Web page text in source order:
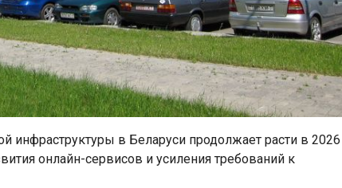
инфраструктуры в Беларуси продолжает расти в 2026
онлайн-сервисов и усиления требований к